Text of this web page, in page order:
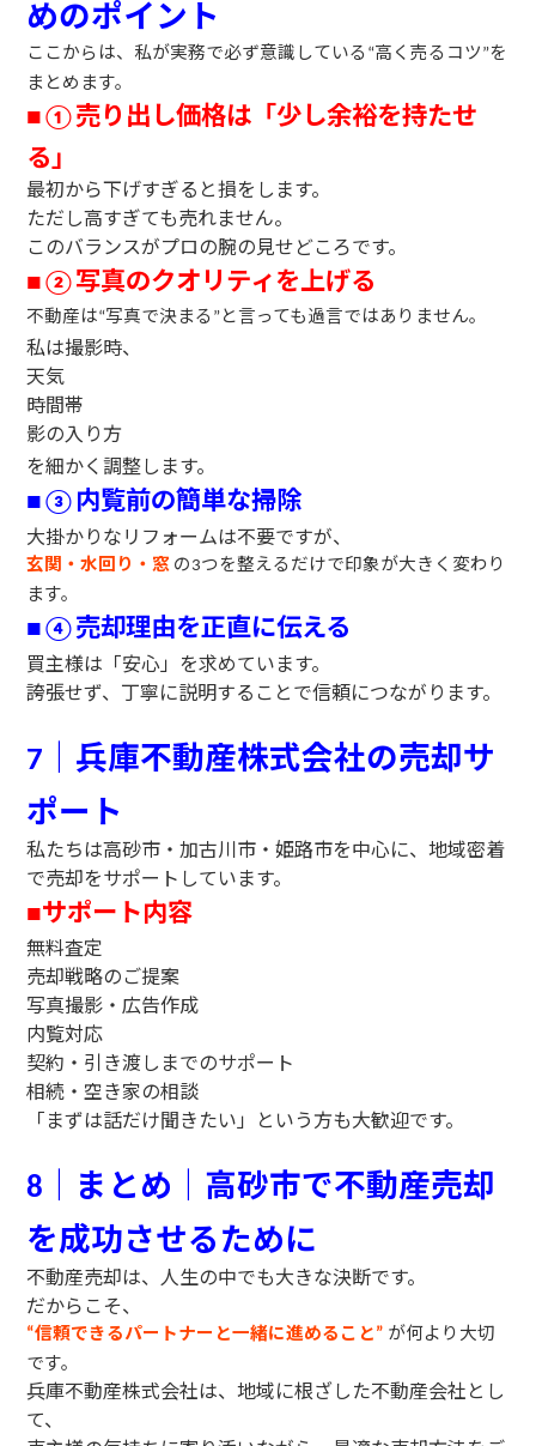
めのポイント
ここからは、私が実務で必ず意識している “高く売るコツ ”を
まとめます。
■①売り出し価格は「少し余裕を持たせ
る」
最初から下げすぎると損をします。
ただし高すぎても売れません。
このバランスがプロの腕の見せどころです。
■②写真のクオリティを上げる
不動産は“写真で決まる ” と言っても過言ではありません。
私は撮影時、
天気
時間帯
影の入り方
を細かく調整します。
■③ 内覧前の簡単な掃除
大掛かりなリフォームは不要ですが、
玄関・水回り・窓 の 3つを整えるだけで印象が大きく変わり
ます。
■④売却理由を正直に伝える
買主様は「安心」を求めています。
誇張せず、丁寧に説明することで信頼につながります。
7 ｜兵庫不動産株式会社の売却サ
ポート
私たちは高砂市・加古川市・姫路市を中心に、地域密着
で売却をサポートしています。
■サポート内容
無料査定
売却戦略のご提案
写真撮影・広告作成
内覧対応
契約・引き渡しまでのサポート
相続・空き家の相談
「まずは話だけ聞きたい」という方も大歓迎です。
8 ｜まとめ｜高砂市で不動産売却
を成功させるために
不動産売却は、人生の中でも大きな決断です。
だからこそ、
“信頼できるパートナーと一緒に進めること ” が何より大切
です。
兵庫不動産株式会社は、地域に根ざした不動産会社とし
て、